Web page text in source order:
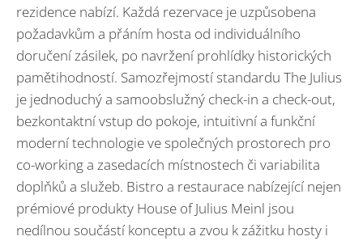
rezidence nabízí. Každá rezervace je uzpůsobena
požadavkům a přáním hosta od individuálního
doručení zásilek, po navržení prohlídky historických
pamětihodností. Samozřejmostí standardu The Julius
je jednoduchý a samoobslužný check-in a check-out,
bezkontaktní vstup do pokoje, intuitivní a funkční
moderní technologie ve společných prostorech pro
co-working a zasedacích místnostech či variabilita
doplňků a služeb. Bistro a restaurace nabízející nejen
prémiové produkty House of Julius Meinl jsou
nedílnou součástí konceptu a zvou k zážitku hosty i